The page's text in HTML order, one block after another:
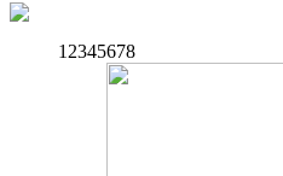
1 2345678